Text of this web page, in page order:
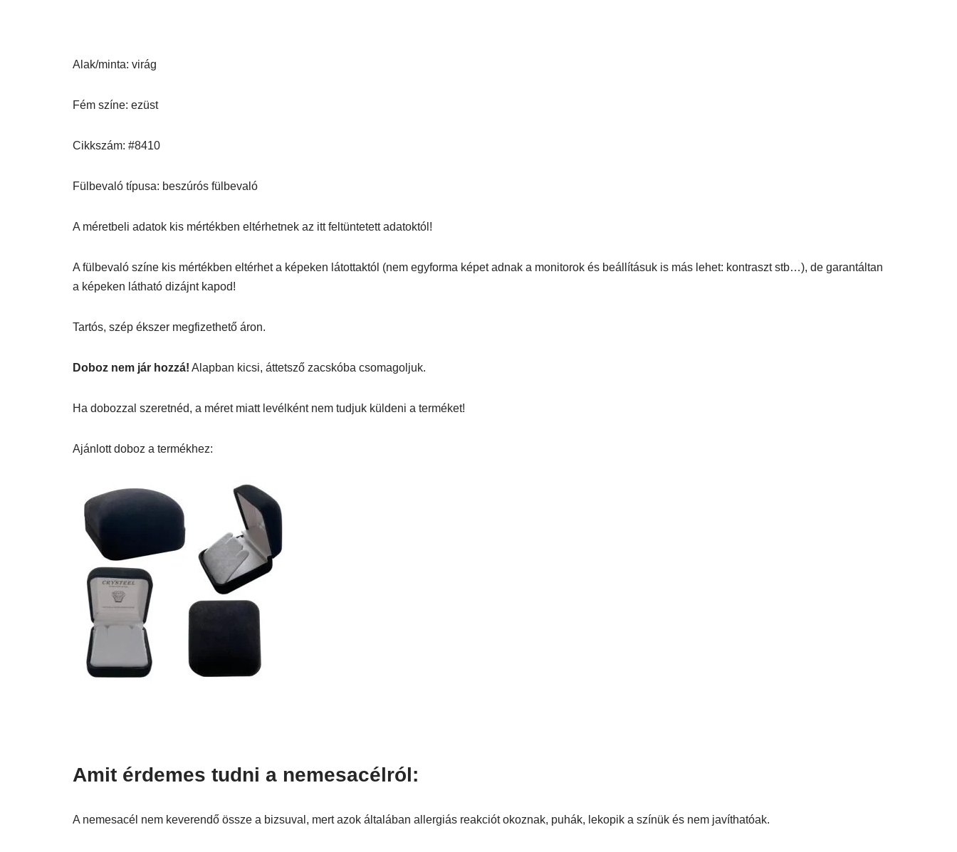
Alak/minta: virág
Fém színe: ezüst
Cikkszám: #8410
Fülbevaló típusa: beszúrós fülbevaló
A méretbeli adatok kis mértékben eltérhetnek az itt feltüntetett adatoktól!
A fülbevaló színe kis mértékben eltérhet a képeken látottaktól (nem egyforma képet adnak a monitorok és beállításuk is más lehet: kontraszt stb…), de garantáltan
a képeken látható dizájnt kapod!
Tartós, szép ékszer megfizethető áron.
Doboz nem jár hozzá! Alapban kicsi, áttetsző zacskóba csomagoljuk.
Ha dobozzal szeretnéd, a méret miatt levélként nem tudjuk küldeni a terméket!
Ajánlott doboz a termékhez:
Amit érdemes tudni a nemesacélról:
A nemesacél nem keverendő össze a bizsuval, mert azok általában allergiás reakciót okoznak, puhák, lekopik a színük és nem javíthatóak.